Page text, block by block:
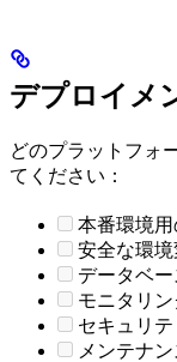
デプロイメ
どのプラットフォ
てください：
本番環境
安全な環境
データベ
モニタリ
セキュリ
メンテナ